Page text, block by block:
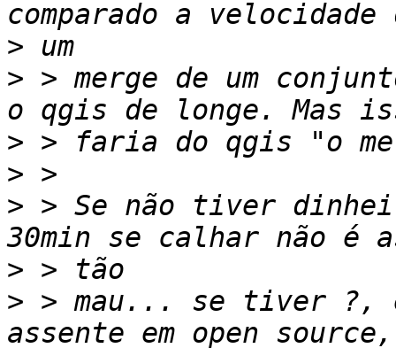
>
> > merge de um
>
>
> > Se não tiver
>
> > mau... se tiver ?,